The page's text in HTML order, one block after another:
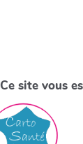
Ce site vous